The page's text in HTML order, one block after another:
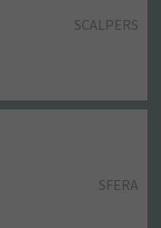
SCALPERS
SFERA